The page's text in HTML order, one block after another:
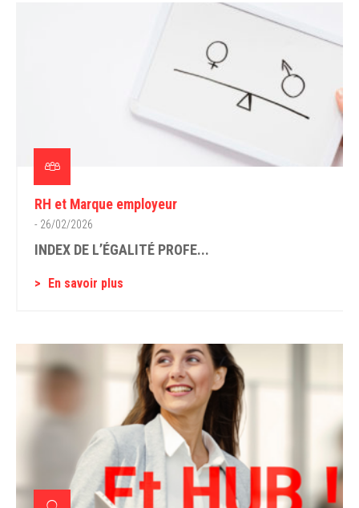
RH et Marque employeur
- 26/02/2026
INDEX DE L’ÉGALITÉ PROFE...
En savoir plus